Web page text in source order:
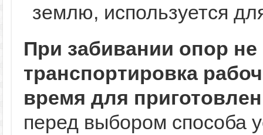
землю, используется
При забивании опор не
транспортировка
время для
перед выбором способа